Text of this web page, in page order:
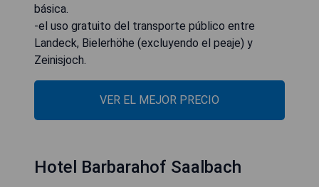
básica.
-el uso gratuito del transporte público entre
Landeck, Bielerhöhe (excluyendo el peaje) y
Zeinisjoch.
VER EL MEJOR PRECIO
Hotel Barbarahof Saalbach